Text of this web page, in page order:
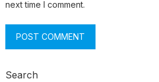
next time I comment.
Search